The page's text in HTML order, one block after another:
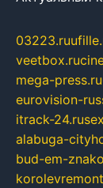
03223.ru
veetbox.ru
mega-press.ru
eurovision-
itrack-24.ru
alabuga-
bud-em-